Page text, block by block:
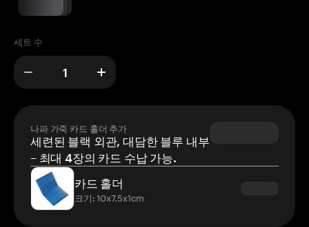
세트 수
나파 가죽 카드 홀더 추가
세련된 블랙 외관, 대담한 블루 내부
– 최대 4장의 카드 수납 가능.
카드 홀더
크기: 10x7.5x1cm